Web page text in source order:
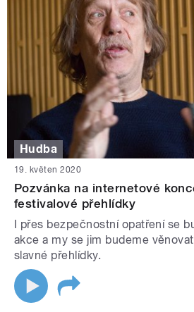
Hudba
19. květen 2020
Pozvánka na internetové
festivalové přehlídky
I přes bezpečnostní opatření se
akce a my se jim budeme
slavné přehlídky.